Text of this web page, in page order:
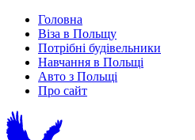
Головна
Віза в Польщу
Потрібні будівельники
Навчання в Польщі
Авто з Польщі
Про сайт